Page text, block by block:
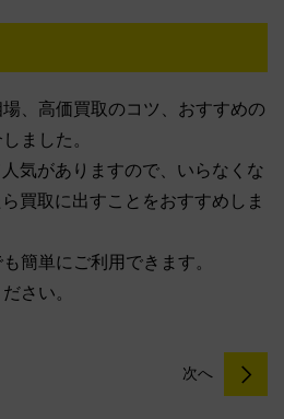
、高価買取のコツ、おすすめの
ました。
気がありますので、いらなくな
買取に出すことをおすすめしま
簡単にご利用できます。
さい。
次へ